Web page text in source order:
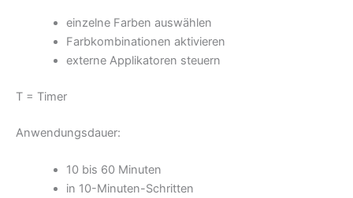
einzelne Farben auswählen
Farbkombinationen aktivieren
externe Applikatoren steuern
T = Timer
Anwendungsdauer:
10 bis 60 Minuten
in 10-Minuten-Schritten